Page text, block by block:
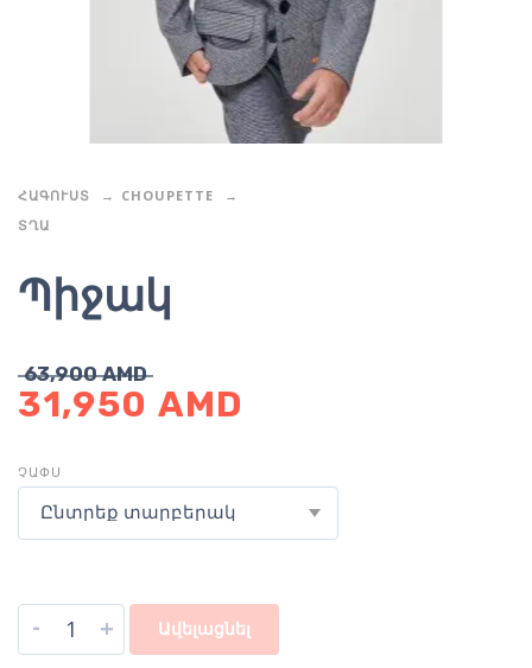
ՀԱԳՈՒՍՏ
CHOUPETTE
ՏՂԱ
Պիջակ
63,900AMD
31,950 AMD
ՉԱՓՍ
Ընտրեք տարբերակ
- + Ավելացնել